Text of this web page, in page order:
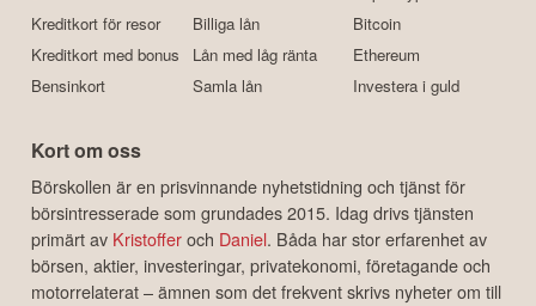
Kreditkort för resor
Kreditkort med bonus
Bensinkort
Billiga lån
Lån med låg ränta
Samla lån
Bitcoin
Ethereum
Investera i guld
Kort om oss
Börskollen är en prisvinnande nyhetstidning och tjänst för
börsintresserade som grundades 2015. Idag drivs tjänsten
primärt av Kristofferoch Daniel. Båda har stor erfarenhet av
börsen, aktier, investeringar, privatekonomi, företagande och
motorrelaterat – ämnen som det frekvent skrivs nyheter om till